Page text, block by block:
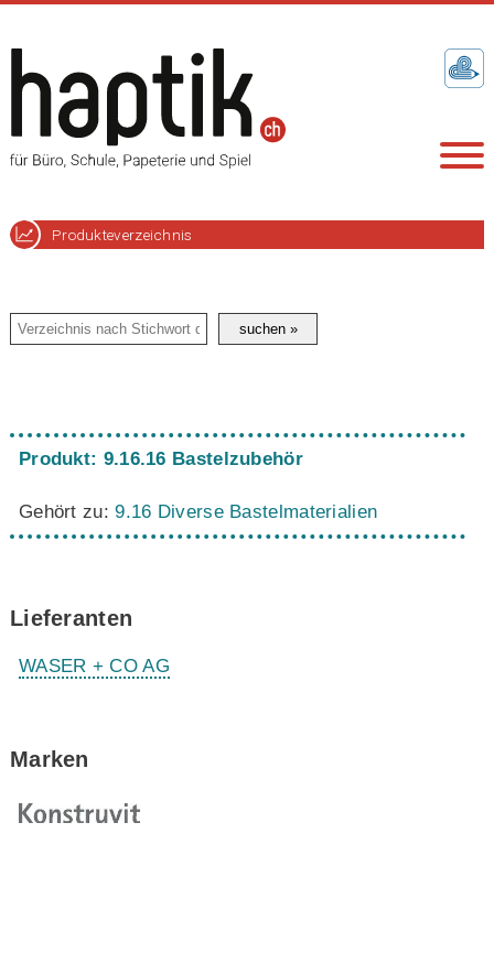
Produkteverzeichnis
Produkt: 9.16.16 Bastelzubehör
Gehört zu:9.16 Diverse Bastelmaterialien
Lieferanten
WASER + CO AG
Marken